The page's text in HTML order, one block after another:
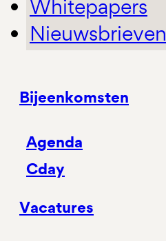
Whitepapers
Nieuwsbrieven
Bijeenkomsten
Agenda
Cday
Vacatures